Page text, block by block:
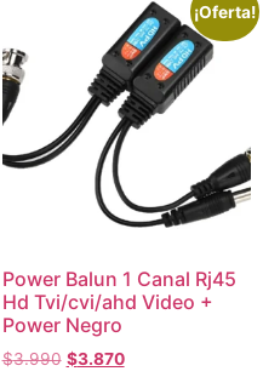
¡Oferta!
Power Balun 1 Canal Rj45
Hd Tvi/cvi/ahd Video +
Power Negro
$3.990 $3.870